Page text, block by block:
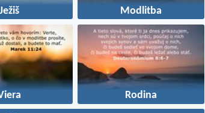
Ježiš Modlitba
Rodina